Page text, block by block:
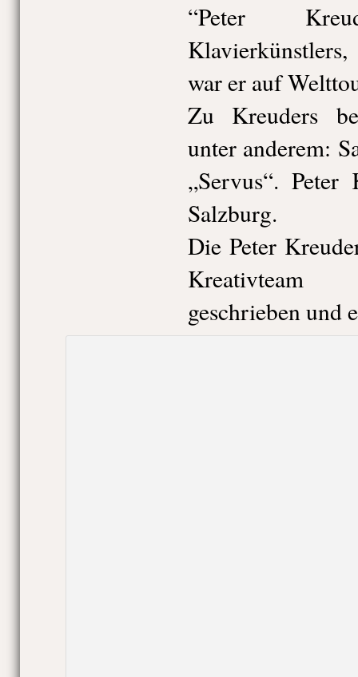
“Peter
war er auf
Zu Kreuders
unter anderem:
„Servus“.
Salzburg.
Die Peter
Kreativteam
geschrieben und